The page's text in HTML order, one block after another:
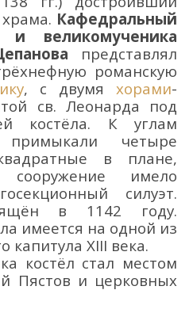
Кафедральный
и великомученика
представлял
романскую
, с двумя хорами-
св. Леонарда под
костёла. К углам
четыре
в плане,
имело
силуэт.
в 1142 году.
имеется на одной из
капитула XIII века.
костёл стал местом
Пястов и церковных